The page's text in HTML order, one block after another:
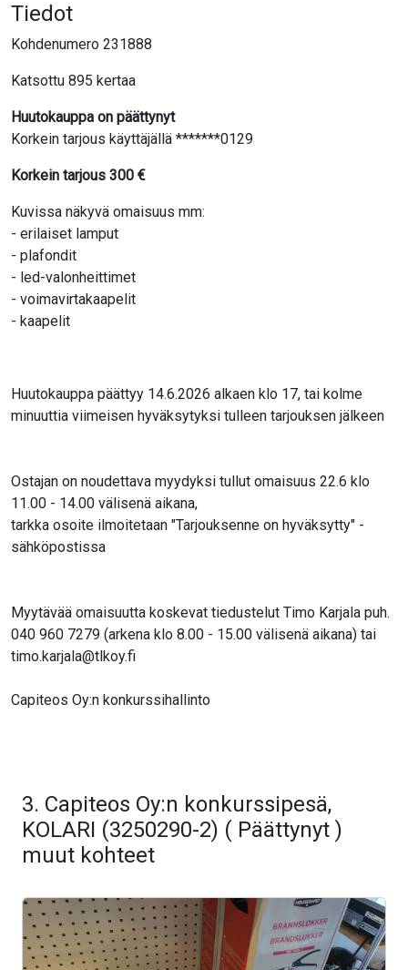
Tiedot
Kohdenumero 231888
Katsottu 895 kertaa
Huutokauppa on päättynyt
Korkein tarjous käyttäjällä *******0129
Korkein tarjous 300 €
Kuvissa näkyvä omaisuus mm:
- erilaiset lamput
- plafondit
- led-valonheittimet
- voimavirtakaapelit
- kaapelit
Huutokauppa päättyy 14.6.2026 alkaen klo 17, tai kolme
minuuttia viimeisen hyväksytyksi tulleen tarjouksen jälkeen
Ostajan on noudettava myydyksi tullut omaisuus 22.6 klo
11.00 - 14.00 välisenä aikana,
tarkka osoite ilmoitetaan "Tarjouksenne on hyväksytty" -
sähköpostissa
Myytävää omaisuutta koskevat tiedustelut Timo Karjala puh.
040 960 7279 (arkena klo 8.00 - 15.00 välisenä aikana) tai
timo.karjala@tlkoy.fi
Capiteos Oy:n konkurssihallinto
3. Capiteos Oy:n konkurssipesä,
KOLARI (3250290-2) ( Päättynyt )
muut kohteet